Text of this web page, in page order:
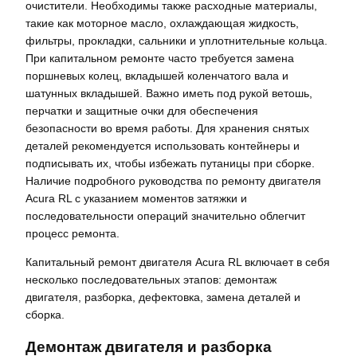
очистители. Необходимы также расходные материалы,
такие как моторное масло, охлаждающая жидкость,
фильтры, прокладки, сальники и уплотнительные кольца.
При капитальном ремонте часто требуется замена
поршневых колец, вкладышей коленчатого вала и
шатунных вкладышей. Важно иметь под рукой ветошь,
перчатки и защитные очки для обеспечения
безопасности во время работы. Для хранения снятых
деталей рекомендуется использовать контейнеры и
подписывать их, чтобы избежать путаницы при сборке.
Наличие подробного руководства по ремонту двигателя
Acura RL с указанием моментов затяжки и
последовательности операций значительно облегчит
процесс ремонта.
Капитальный ремонт двигателя Acura RL включает в себя
несколько последовательных этапов: демонтаж
двигателя, разборка, дефектовка, замена деталей и
сборка.
Демонтаж двигателя и разборка